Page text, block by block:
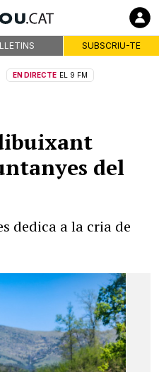
SUBSCRIU-TE
EN DIRECTE EL 9 FM
del
dedica a la cria de